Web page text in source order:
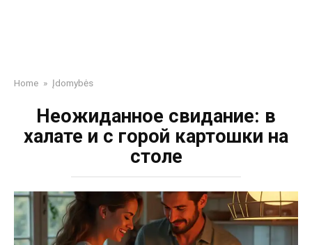
Home » Įdomybės
Неожиданное свидание: в
халате и с горой картошки на
столе